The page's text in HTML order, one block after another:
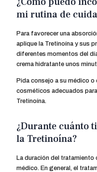
mi rutina de
Para favorecer una
aplique la Tretinoína y sus
diferentes momentos del
crema hidratante unos
Pida consejo a su médico
cosméticos adecuados
Tretinoína.
¿Durante cuánto
la Tretinoína?
La duración del tratamiento
médico. En general, el